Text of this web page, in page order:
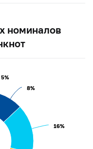
номиналов
5%
5%
8%
8%
16%
16%